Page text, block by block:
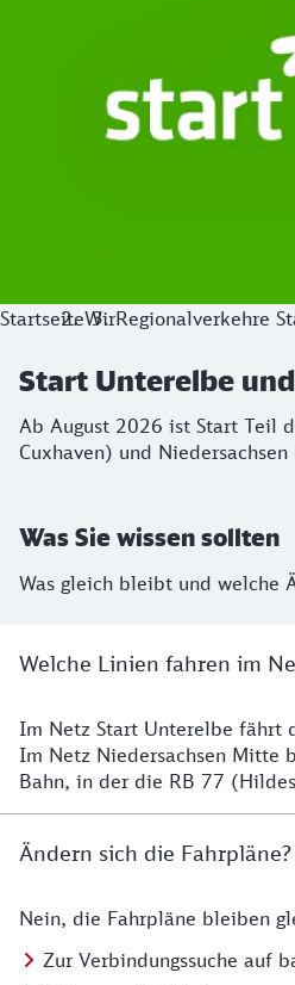
StartseiteWirRegionalverkehre
Start Unterelbe
Ab August 2026 ist Start Teil
Cuxhaven) und
Was Sie wissen sollten
Was gleich bleibt und welche
Welche Linien fahren im
Details
Im Netz Start Unterelbe fährt
Im Netz Niedersachsen Mitte
Bahn, in der die RB 77
Ändern sich die Fahrpläne?
Details zu den Fahrplänen
Nein, die Fahrpläne bleiben
Zur Verbindungssuche auf